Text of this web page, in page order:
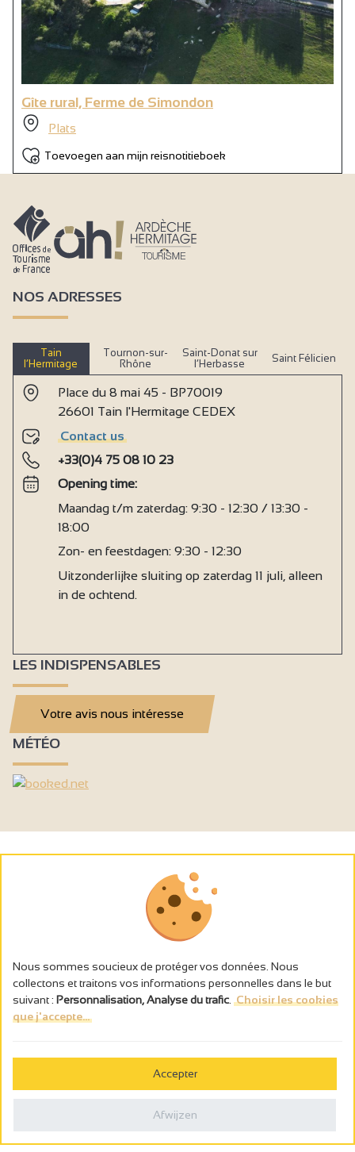
Gîte rural, Ferme de Simondon
Plats
Toevoegen aan mijn reisnotitieboek
NOS ADRESSES
Tain
l’Hermitage
Tournon-sur-
Rhône
Saint-Donat sur
l’Herbasse
Saint Félicien
Place du 8 mai 45 - BP70019
26601 Tain l'Hermitage CEDEX
Contact us
+33(0)4 75 08 10 23
Opening time:
Maandag t/m zaterdag: 9:30 - 12:30 / 13:30 -
18:00
Zon- en feestdagen: 9:30 - 12:30
Uitzonderlijke sluiting op zaterdag 11 juli, alleen
in de ochtend.
LES INDISPENSABLES
Votre avis nous intéresse
MÉTÉO
L’abus d’alcool est dangereux pour la santé, à consommer avec
Politique de confidentialité
Nous sommes soucieux de protéger vos données. Nous
collectons et traitons vos informations personnelles dans le but
suivant : Personnalisation, Analyse du trafic Choisir les cookies
que j'accepte...
Accepter
Afwijzen